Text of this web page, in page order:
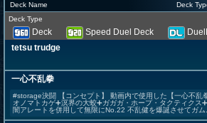
Deck Name
Deck
Deck Type
Deck Speed Duel Deck
tetsu trudge
一心不乱拳
#storage決闘 【コンセプト】 動画内で使用した【一心不乱
オノマトカゲ➕溟界の大蛟➕ガガガ・ホープ・タクティクス
闇アレートを併用して無限にNo.22 不乱健を爆誕させてガム